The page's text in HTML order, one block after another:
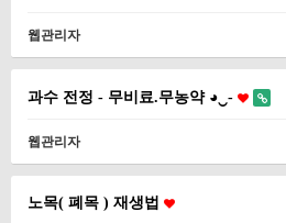
웹관리자
과수 전정 - 무비료.무농약 ◕‿-
웹관리자
노목( 폐목 ) 재생법